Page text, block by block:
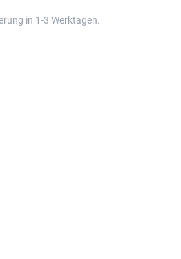
in 1-3 Werktagen.